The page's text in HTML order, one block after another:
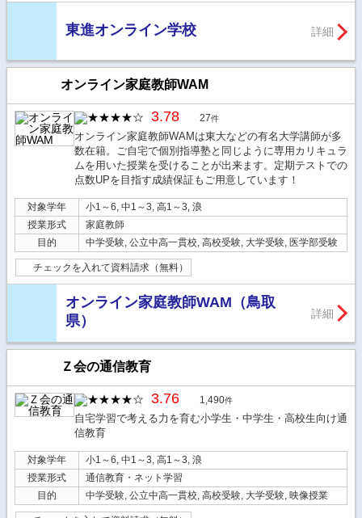
東進オンライン学校 詳細
オンライン家庭教師WAM
3.78 27件
オンライン家庭教師WAMは東大などの有名大学講師が多
数在籍。ご自宅で個別指導塾と同じように専用カリキュラ
ムを用いた授業を受けることが出来ます。定期テストでの
点数UPを目指す成績保証もご用意しています！
対象学年
小1～6, 中1～3, 高1～3, 浪
授業形式
家庭教師
目的
中学受験, 公立中高一貫校, 高校受験, 大学受験, 医学部受験
チェックを入れて資料請求（無料）
オンライン家庭教師WAM（鳥取
県）
詳細
Ｚ会の通信教育
3.76 1,490件
自宅学習で考える力を育む小学生・中学生・高校生向け通
信教育
対象学年
小1～6, 中1～3, 高1～3, 浪
授業形式
通信教育・ネット学習
目的
中学受験, 公立中高一貫校, 高校受験, 大学受験, 映像授業